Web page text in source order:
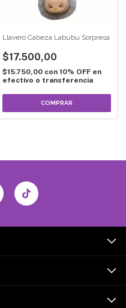
Llavero Cabeza Labubu Sorpresa
$17.500,00
$15.750,00 con 10% OFF en
efectivo o transferencia